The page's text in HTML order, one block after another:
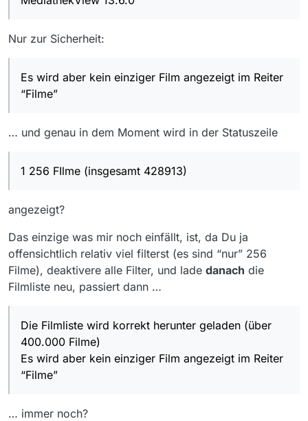
Nur zur Sicherheit:
Es wird aber kein einziger Film angezeigt im Reiter
“Filme”
… und genau in dem Moment wird in der Statuszeile
1 256 FIlme (insgesamt 428913)
angezeigt?
Das einzige was mir noch einfällt, ist, da Du ja
offensichtlich relativ viel filterst (es sind “nur” 256
Filme), deaktivere alle Filter, und lade danach die
Filmliste neu, passiert dann …
Die Filmliste wird korrekt herunter geladen (über
400.000 Filme)
Es wird aber kein einziger Film angezeigt im Reiter
“Filme”
… immer noch?